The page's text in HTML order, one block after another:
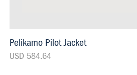
Pelikamo Pilot Jacket
USD 584.64